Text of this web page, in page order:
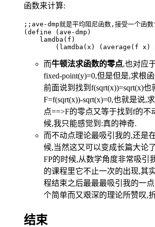
函数来计算:
;;ave-dmp就是平均阻尼函数,接受一个函
(define (ave-dmp)
    lamdba(f)
(lamdba(x) (average(f x)
而牛顿法求函数的零点,也对应
fixed-point(y)=0,但是但是,求根
前面说到找到f(sqrt(x))=sqrt(x)也
F=f(sqrt(x))-sqrt(x)=0,也就是说,
点==>F的零点又等于找到f的不
候,我只能感觉到:真的神奇.
而不动点理论最吸引我的,还是
候,当然这又可以变成长篇大论
FP的时候,从数学角度非常吸引
的课程里它不止一次的出现,其
程结束之后最最最吸引我的一
个简单而又艰深的理论所赞叹,
结束